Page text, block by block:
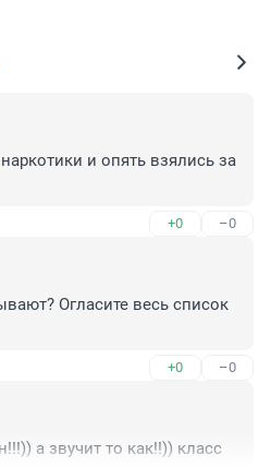
и опять взялись за
+0 –0
Огласите весь список
+0 –0
а звучит то как!!)) класс